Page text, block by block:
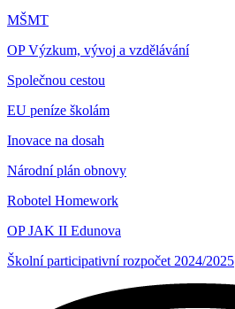
MŠMT
OP Výzkum, vývoj a vzdělávání
Společnou cestou
EU peníze školám
Inovace na dosah
Národní plán obnovy
Robotel Homework
OP JAK II Edunova
Školní participativní rozpočet 2024/2025